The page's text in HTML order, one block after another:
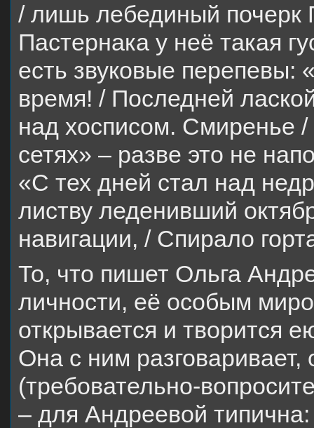
/ лишь лебединый почерк
Пастернака у неё такая
есть звуковые перепевы:
время! / Последней
над хосписом. Смиренье
сетях» – разве это не
«С тех дней стал над
листву леденивший
навигации, / Спирало
То, что пишет Ольга
личности, её особым
открывается и творится
Она с ним разговаривает,
(требовательно-
– для Андреевой